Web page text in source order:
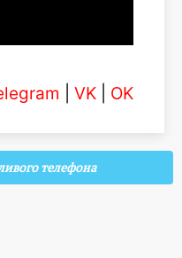
VK OK
телефона